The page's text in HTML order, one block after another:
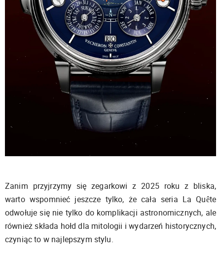
Zanim przyjrzymy się zegarkowi z 2025 roku z bliska,
warto wspomnieć jeszcze tylko, że cała seria La Quête
odwołuje się nie tylko do komplikacji astronomicznych, ale
również składa hołd dla mitologii i wydarzeń historycznych,
czyniąc to w najlepszym stylu.